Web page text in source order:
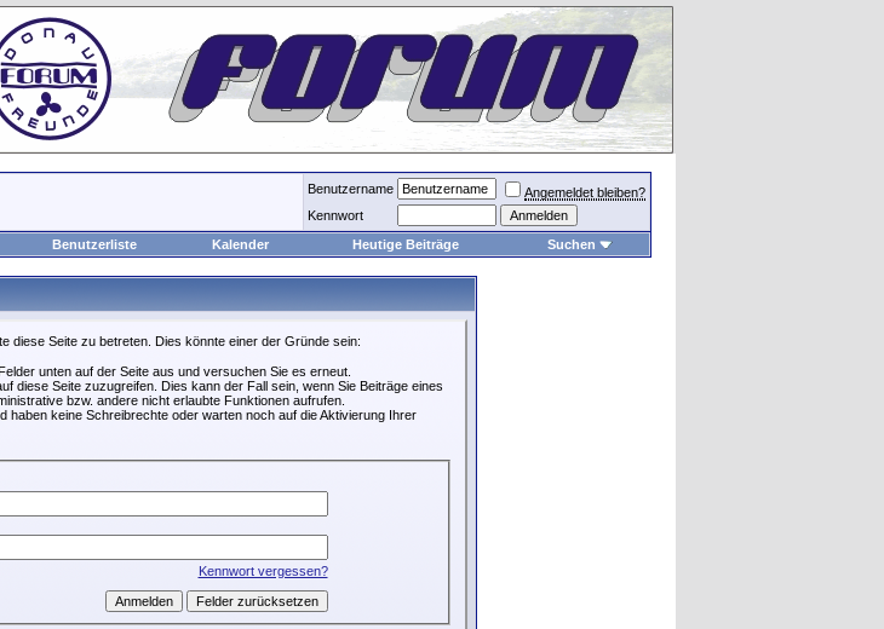
Benutzername
Angemeldet bleiben?
Kennwort
Benutzerliste Kalender Heutige Beiträge Suchen
diese Seite zu betreten. Dies könnte einer der Gründe sein:
unten auf der Seite aus und versuchen Sie es erneut.
diese Seite zuzugreifen. Dies kann der Fall sein, wenn Sie Beiträge eines
bzw. andere nicht erlaubte Funktionen aufrufen.
haben keine Schreibrechte oder warten noch auf die Aktivierung Ihrer
Kennwort vergessen?